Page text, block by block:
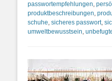
passwortempfehlungen,
produktbeschreibungen,
schuhe, sicheres passwort,
umweltbewusstsein,